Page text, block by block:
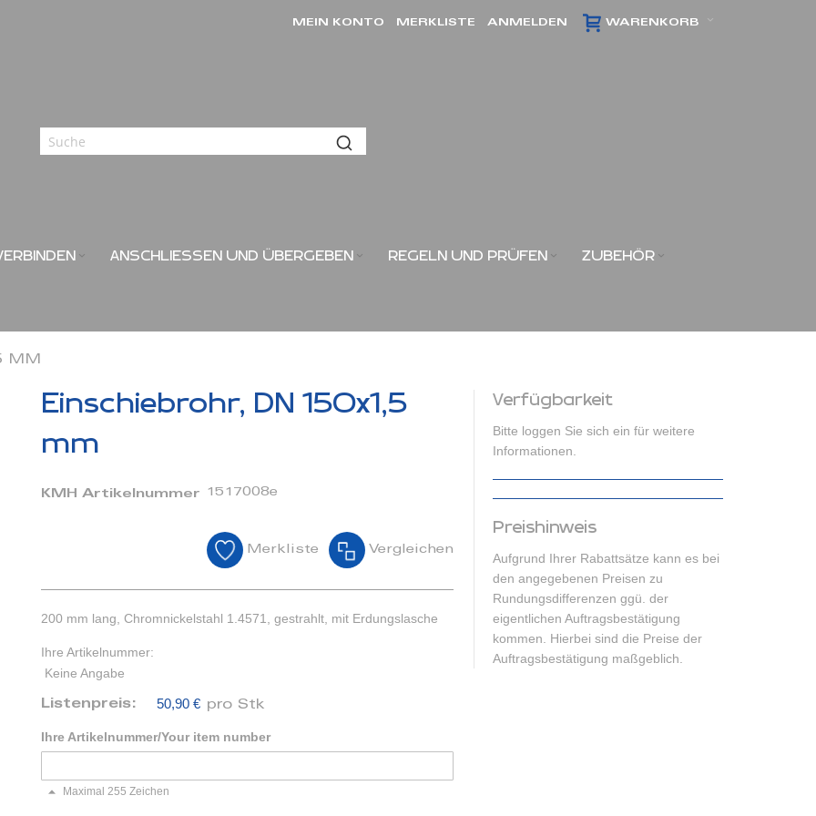
WARENKORB
MEIN KONTO MERKLISTE ANMELDEN
ANSCHLIESSEN UND ÜBERGEBEN REGELN UND PRÜFEN ZUBEHÖR
MM
Einschiebrohr, DN 150x1,5
mm
KMH Artikelnummer 1517008e
Merkliste Vergleichen
200 mm lang, Chromnickelstahl 1.4571, gestrahlt, mit Erdungslasche
Ihre Artikelnummer:
Keine Angabe
Listenpreis: 50,90 € pro Stk
Ihre Artikelnummer/Your item number
Maximal 255 Zeichen
Verfügbarkeit
Bitte loggen Sie sich ein für weitere
Informationen.
Preishinweis
Aufgrund Ihrer Rabattsätze kann es bei
den angegebenen Preisen zu
Rundungsdifferenzen ggü. der
eigentlichen Auftragsbestätigung
kommen. Hierbei sind die Preise der
Auftragsbestätigung maßgeblich.